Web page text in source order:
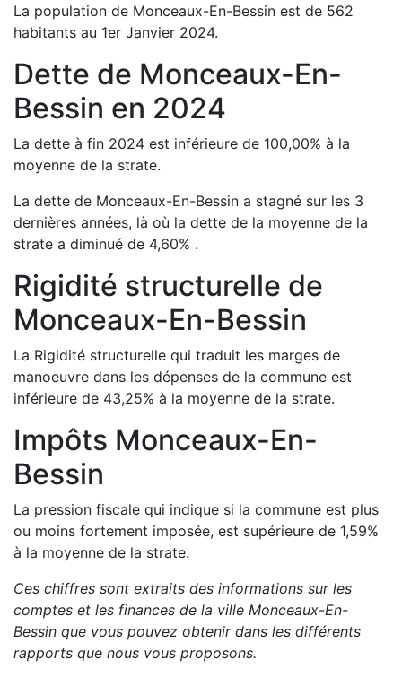
La population de Monceaux-En-Bessin est de 562
habitants au 1er Janvier 2024.
Dette de Monceaux-En-
Bessin en 2024
La dette à fin 2024 est inférieure de 100,00% à la
moyenne de la strate.
La dette de Monceaux-En-Bessin a stagné sur les 3
dernières années, là où la dette de la moyenne de la
strate a diminué de 4,60% .
Rigidité structurelle de
Monceaux-En-Bessin
La Rigidité structurelle qui traduit les marges de
manoeuvre dans les dépenses de la commune est
inférieure de 43,25% à la moyenne de la strate.
Impôts Monceaux-En-
Bessin
La pression fiscale qui indique si la commune est plus
ou moins fortement imposée, est supérieure de 1,59%
à la moyenne de la strate.
Ces chiffres sont extraits des informations sur les
comptes et les finances de la ville Monceaux-En-
Bessin que vous pouvez obtenir dans les différents
rapports que nous vous proposons.